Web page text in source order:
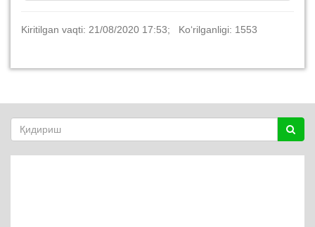
Kiritilgan vaqti: 21/08/2020 17:53; Ko‘rilganligi: 1553